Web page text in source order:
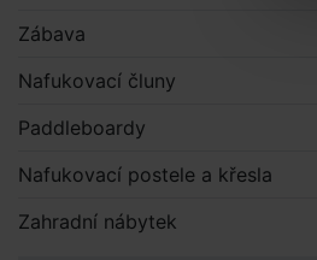
Zábava
Nafukovací čluny
Paddleboardy
Nafukovací postele a křesla
Zahradní nábytek